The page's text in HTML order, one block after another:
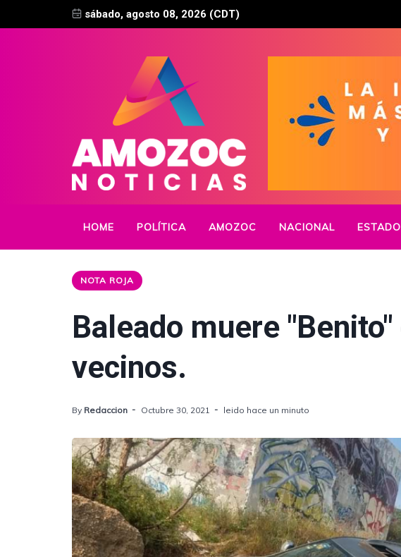
sábado, agosto 08, 2026 (CDT)
HOME POLÍTICA AMOZOC NACIONAL ESTADO
NOTA ROJA
Baleado muere
vecinos.
By Redaccion Octubre 30, 2021 leido hace un minuto